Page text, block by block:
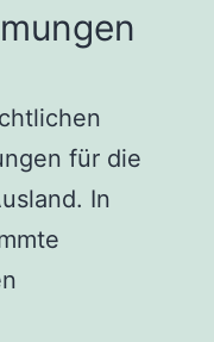
für die
In